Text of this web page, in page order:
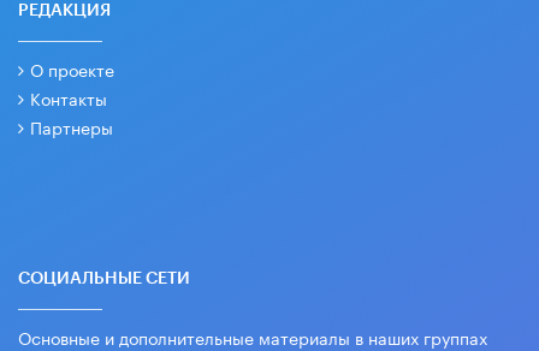
РЕДАКЦИЯ
О проекте
Контакты
Партнеры
СОЦИАЛЬНЫЕ СЕТИ
Основные и дополнительные материалы в наших группах